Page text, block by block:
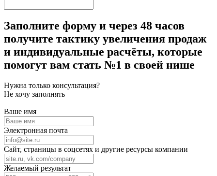
Заполните форму и через 48 часов
получите тактику увеличения продаж
и индивидуальные расчёты, которые
помогут вам стать №1 в своей нише
Нужна только консультация?
Не хочу заполнять
Ваше имя
Электронная почта
Сайт, страницы в соцсетях и другие ресурсы компании
Желаемый результат